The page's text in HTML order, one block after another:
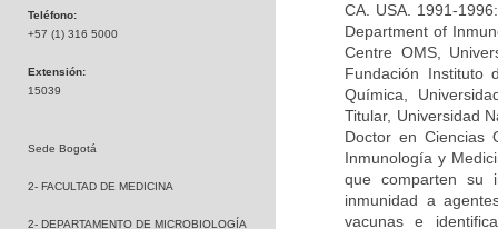
Teléfono:
+57 (1) 316 5000
Extensión:
15039
Sede Bogotá
2- FACULTAD DE MEDICINA
2- DEPARTAMENTO DE MICROBIOLOGÍA
CA. USA. 1991-
Department of
Centre OMS,
Fundación Instituto
Química,
Titular, Universidad
Doctor en Ciencias
Inmunología y
que comparten su
inmunidad a
vacunas e